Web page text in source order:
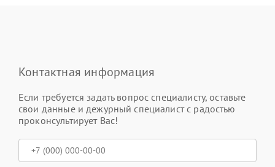
Контактная информация
Если требуется задать вопрос специалисту, оставьте
свои данные и дежурный специалист с радостью
проконсультирует Вас!